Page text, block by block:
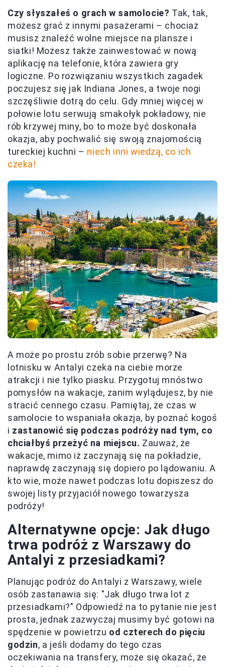
Czy słyszałeś o grach w samolocie? Tak, tak,
możesz grać z innymi pasażerami – chociaż
musisz znaleźć wolne miejsce na plansze i
siatki! Możesz także zainwestować w nową
aplikację na telefonie, która zawiera gry
logiczne. Po rozwiązaniu wszystkich zagadek
poczujesz się jak Indiana Jones, a twoje nogi
szczęśliwie dotrą do celu. Gdy mniej więcej w
połowie lotu serwują smakołyk pokładowy, nie
rób krzywej miny, bo to może być doskonała
okazja, aby pochwalić się swoją znajomością
tureckiej kuchni – niech inni wiedzą, co ich
czeka!
A może po prostu zrób sobie przerwę? Na
lotnisku w Antalyi czeka na ciebie morze
atrakcji i nie tylko piasku. Przygotuj mnóstwo
pomysłów na wakacje, zanim wylądujesz, by nie
stracić cennego czasu. Pamiętaj, że czas w
samolocie to wspaniała okazja, by poznać kogoś
i zastanowić się podczas podróży nad tym, co
chciałbyś przeżyć na miejscu. Zauważ, że
wakacje, mimo iż zaczynają się na pokładzie,
naprawdę zaczynają się dopiero po lądowaniu. A
kto wie, może nawet podczas lotu dopiszesz do
swojej listy przyjaciół nowego towarzysza
podróży!
Alternatywne opcje: Jak długo
trwa podróż z Warszawy do
Antalyi z przesiadkami?
Planując podróż do Antalyi z Warszawy, wiele
osób zastanawia się: "Jak długo trwa lot z
przesiadkami?" Odpowiedź na to pytanie nie jest
prosta, jednak zazwyczaj musimy być gotowi na
spędzenie w powietrzu od czterech do pięciu
godzin, a jeśli dodamy do tego czas
oczekiwania na transfery, może się okazać, że